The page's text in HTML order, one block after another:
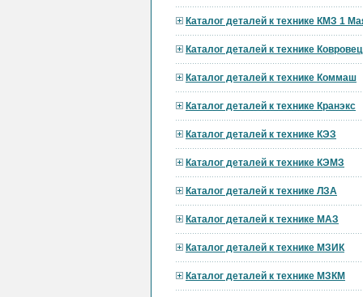
Каталог деталей к технике КМЗ 1
Каталог деталей к технике Ковровец
Каталог деталей к технике Коммаш
Каталог деталей к технике Кранэкс
Каталог деталей к технике КЭЗ
Каталог деталей к технике КЭМЗ
Каталог деталей к технике ЛЗА
Каталог деталей к технике МАЗ
Каталог деталей к технике МЗИК
Каталог деталей к технике МЗКМ